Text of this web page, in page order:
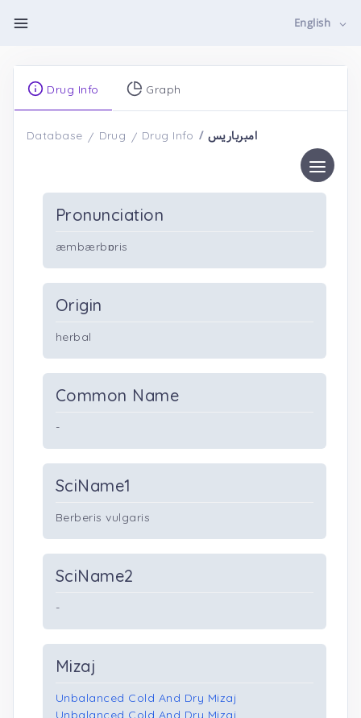
English
Drug Info Graph
Database Drug Drug Info امبرباریس
Pronunciation
æmbærbɒris
Origin
herbal
Common Name
-
SciName1
Berberis vulgaris
SciName2
-
Mizaj
Unbalanced Cold And Dry Mizaj
Unbalanced Cold And Dry Mizaj